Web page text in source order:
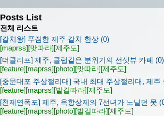
Posts List
전체 리스트
[갈치왕] 푸짐한 제주 갈치 한상 (0)
[maprss][맛따라][제주도]
[더클리프] 제주, 클럽같은 분위기의 선셋뷰 카페 (0)
[feature][maprss][photo][맛따라][제주도]
[중문대포 주상절리대] 국내 최대 주상절리대, 제주
[feature][maprss][발길따라][제주도]
[천제연폭포] 제주, 옥항상제의 7선녀가 노닐던 못
[feature][maprss][photo][발길따라][제주도]